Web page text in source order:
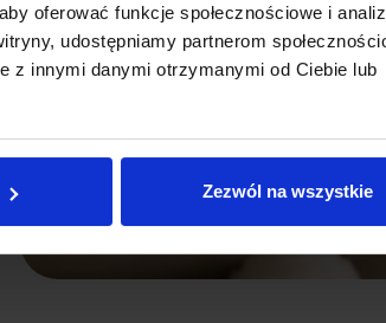
oferować funkcje społecznościowe i
udostępniamy partnerom
z innymi danymi otrzymanymi od Ciebie lub
Zezwól na wszystkie